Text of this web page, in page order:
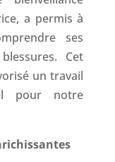
a permis à
ses
Cet
un travail
pour notre